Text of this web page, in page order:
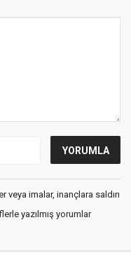
imalar, inançlara saldırı
yazılmış yorumlar